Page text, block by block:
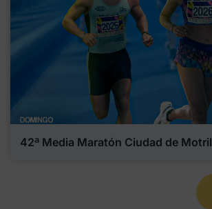
42ª Media Maratón Ciudad de Motril